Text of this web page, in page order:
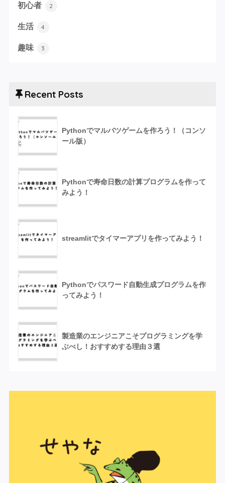
初心者 2
生活 4
趣味 3
Recent Posts
Pythonでマルバツゲームを作ろう！（コンソ
ール版）
Pythonで寿命日数の計算プログラムを作って
みよう！
streamlitでタイマーアプリを作ってみよう！
Pythonでパスワード自動生成プログラムを作
ってみよう！
製造業のエンジニアこそプログラミングを学
ぶべし！おすすめする理由３選